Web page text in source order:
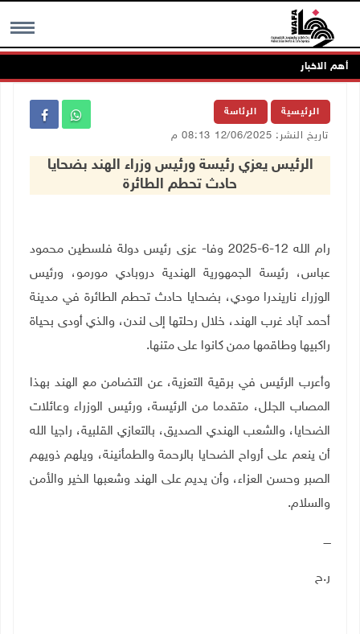
MENU أهم الاخبار
الرئيسية الرئاسة
تاريخ النشر: 12/06/2025 08:13 م
الرئيس يعزي رئيسة ورئيس وزراء الهند بضحايا
حادث تحطم الطائرة
رام الله 12-6-2025 وفا- عزى رئيس دولة فلسطين محمود
عباس، رئيسة الجمهورية الهندية دروبادي مورمو، ورئيس
الوزراء ناريندرا مودي، بضحايا حادث تحطم الطائرة في مدينة
أحمد آباد غرب الهند، خلال رحلتها إلى لندن، والذي أودى بحياة
راكبيها وطاقمها ممن كانوا على متنها.
وأعرب الرئيس في برقية التعزية، عن التضامن مع الهند بهذا
المصاب الجلل، متقدما من الرئيسة، ورئيس الوزراء وعائلات
الضحايا، والشعب الهندي الصديق، بالتعازي القلبية، راجيا الله
أن ينعم على أرواح الضحايا بالرحمة والطمأنينة، ويلهم ذويهم
الصبر وحسن العزاء، وأن يديم على الهند وشعبها الخير والأمن
والسلام.
ــــ
ر.ح